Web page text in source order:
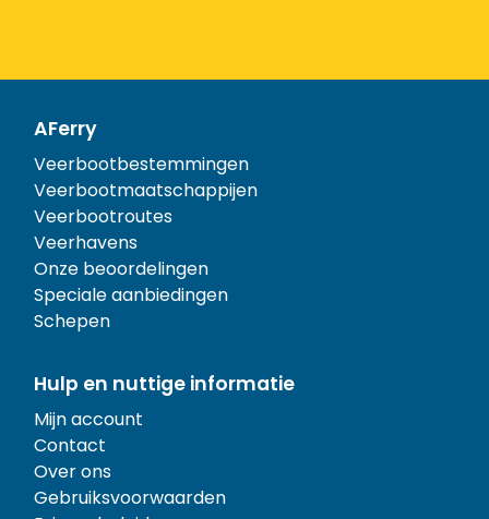
AFerry
Veerbootbestemmingen
Veerbootmaatschappijen
Veerbootroutes
Veerhavens
Onze beoordelingen
Speciale aanbiedingen
Schepen
Hulp en nuttige informatie
Mijn account
Contact
Over ons
Gebruiksvoorwaarden